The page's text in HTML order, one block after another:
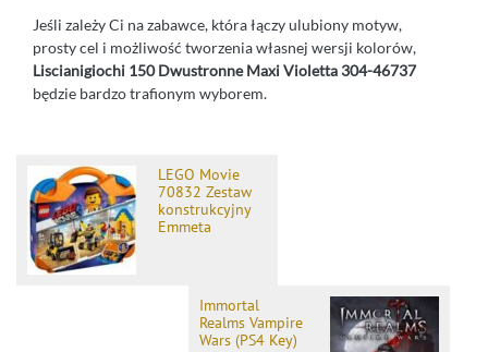
Jeśli zależy Ci na zabawce, która łączy ulubiony motyw,
prosty cel i możliwość tworzenia własnej wersji kolorów,
Liscianigiochi 150 Dwustronne Maxi Violetta 304-46737
będzie bardzo trafionym wyborem.
LEGO Movie
70832 Zestaw
konstrukcyjny
Emmeta
Immortal
Realms Vampire
Wars (PS4 Key)